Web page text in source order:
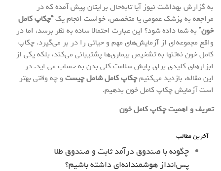
به گزارش بهداشت نیوز آیا تابه‌حال برایتان پیش آمده که در
مراجعه به پزشک عمومی یا متخصص، خواست انجام یک“چکاپ کامل
خون” به شما داده شود؟ این عبارت احتمالا ساده به نظر برسد، اما در
واقع مجموعه‌ای از آزمایش‌های مهم و حیاتی را در بر می‌گیرد. چکاپ
کامل خون نه‌تنها به تشخیص بیماری‌ها پشتیبانی می‌کند، بلکه یکی از
ابزارهای کلیدی برای پایش سلامت کلی بدن به حساب می اید. در
این مقاله، بازدید می‌کنیمچکاپ کامل شامل چیست و چه وقتی بهتر
است آزمایش چکاپ کامل خون بدهیم.
تعریف و اهمیت چکاپ کامل خون
آخرین مطالب
چگونه با صندوق درآمد ثابت و صندوق طلا
پس‌انداز هوشمندانه‌ای داشته باشیم؟